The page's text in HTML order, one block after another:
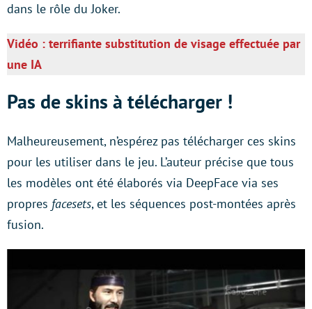
dans le rôle du Joker.
Vidéo : terrifiante substitution de visage effectuée par
une IA
Pas de skins à télécharger !
Malheureusement, n’espérez pas télécharger ces skins
pour les utiliser dans le jeu. L’auteur précise que tous
les modèles ont été élaborés via DeepFace via ses
propres facesets, et les séquences post-montées après
fusion.